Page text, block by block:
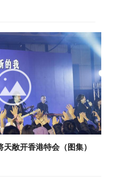
天敞开香港特会（图集）